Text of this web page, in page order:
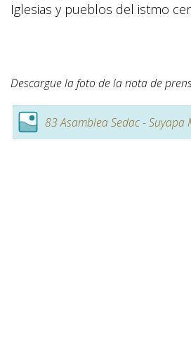
Iglesias y pueblos del istmo
Descargue la foto de la nota de
83 Asamblea Sedac - Suyapa